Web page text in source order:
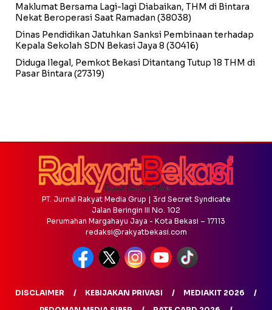
Maklumat Bersama Lagi-lagi Diabaikan, THM di Bintara
Nekat Beroperasi Saat Ramadan (38038)
Dinas Pendidikan Jatuhkan Sanksi Pembinaan terhadap
Kepala Sekolah SDN Bekasi Jaya 8 (30416)
Diduga Ilegal, Pemkot Bekasi Ditantang Tutup 18 THM di
Pasar Bintara (27319)
PT. Jurnal Rakyat Media Grup | 3rd Secret Syndicate
Jalan Beringin III No. 102
Perumahan Margahayu Jaya - Kota Bekasi – 17113
redaksi@rakyatbekasi.com
DISCLAIMER KEBIJAKAN PRIVASI
MEDIAKIT 2026